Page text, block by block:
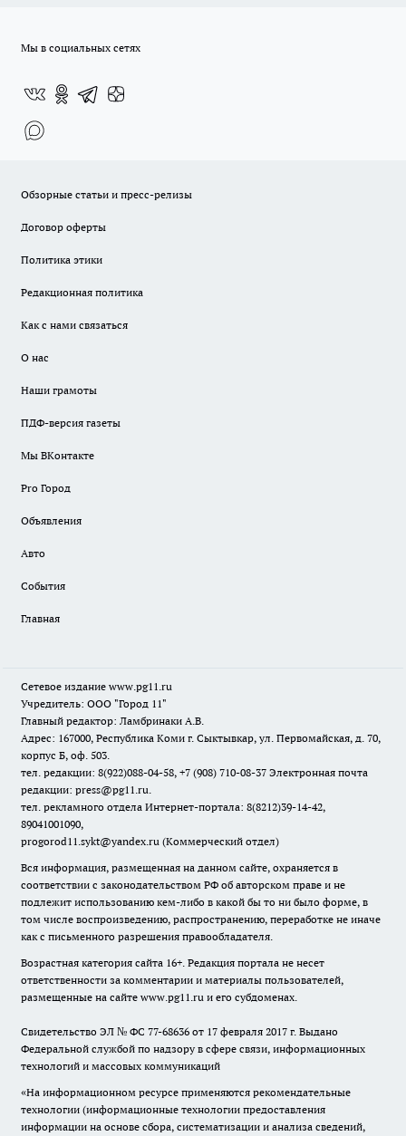
Мы в социальных сетях
Обзорные статьи и пресс-релизы
Договор оферты
Политика этики
Редакционная политика
Как с нами связаться
О нас
Наши грамоты
ПДФ-версия газеты
Мы ВКонтакте
Pro Город
Объявления
Авто
События
Главная
Сетевое издание www.pg11.ru
Учредитель: ООО "Город 11"
Главный редактор: Ламбринаки А.В.
Адрес: 167000, Республика Коми г. Сыктывкар, ул. Первомайская, д. 70,
корпус Б, оф. 503.
тел. редакции: 8(922)088-04-58, +7 (908) 710-08-37 Электронная почта
редакции: press@pg11.ru.
тел. рекламного отдела Интернет-портала: 8(8212)39-14-42,
89041001090,
progorod11.sykt@yandex.ru (Коммерческий отдел)
Вся информация, размещенная на данном сайте, охраняется в
соответствии с законодательством РФ об авторском праве и не
подлежит использованию кем-либо в какой бы то ни было форме, в
том числе воспроизведению, распространению, переработке не иначе
как с письменного разрешения правообладателя.
Возрастная категория сайта 16+. Редакция портала не несет
ответственности за комментарии и материалы пользователей,
размещенные на сайте www.pg11.ru и его субдоменах.
Свидетельство ЭЛ № ФС 77-68636 от 17 февраля 2017 г. Выдано
Федеральной службой по надзору в сфере связи, информационных
технологий и массовых коммуникаций
«На информационном ресурсе применяются рекомендательные
технологии (информационные технологии предоставления
информации на основе сбора, систематизации и анализа сведений,